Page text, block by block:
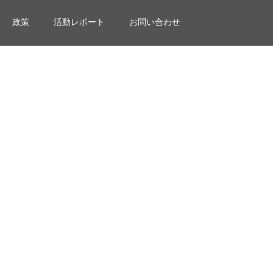
政策 活動レポート お問い合わせ